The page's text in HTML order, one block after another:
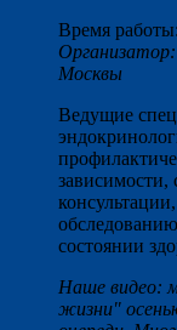
Время
Москвы
Ведущие
состоянии
Наше видео:
жизни"